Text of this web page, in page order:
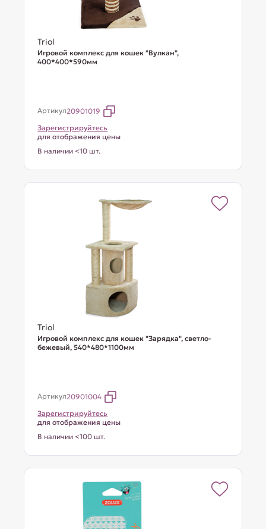
Triol
Игровой комплекс для кошек "Вулкан",
400*400*590мм
Артикул20901019
Зарегистрируйтесь
для отображения цены
В наличии <10 шт.
Triol
Игровой комплекс для кошек "Зарядка", светло-
бежевый, 540*480*1100мм
Артикул20901004
Зарегистрируйтесь
для отображения цены
В наличии <100 шт.